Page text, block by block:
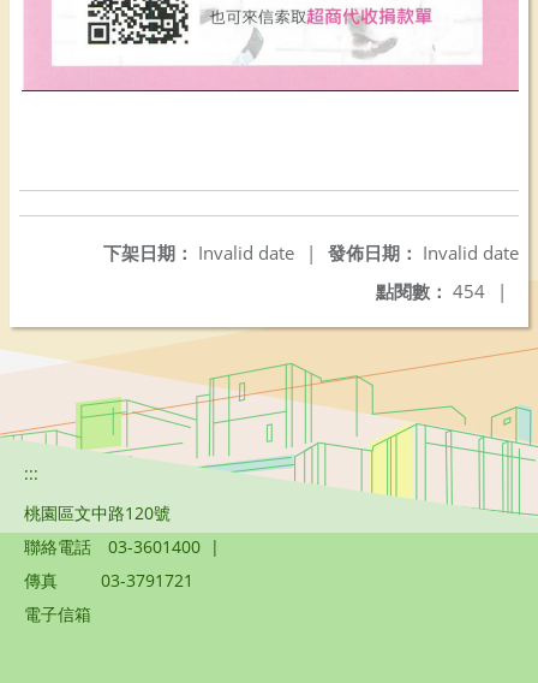
發佈日期： Invalid date
下架日期： Invalid date
|
點閱數： 454 |
:::
桃園區文中路120號
聯絡電話
03-3601400 |
傳真
03-3791721
電子信箱